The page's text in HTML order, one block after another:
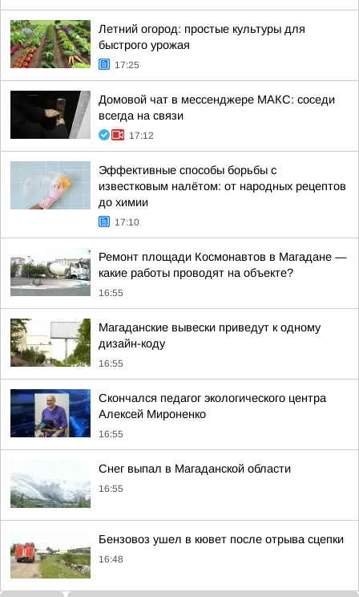
Летний огород: простые культуры для
быстрого урожая
17:25
Домовой чат в мессенджере MAКС: соседи
всегда на связи
17:12
Эффективные способы борьбы с
известковым налётом: от народных рецептов
до химии
17:10
Ремонт площади Космонавтов в Магадане —
какие работы проводят на объекте?
16:55
Магаданские вывески приведут к одному
дизайн-коду
16:55
Скончался педагог экологического центра
Алексей Мироненко
16:55
Снег выпал в Магаданской области
16:55
Бензовоз ушел в кювет после отрыва сцепки
16:48